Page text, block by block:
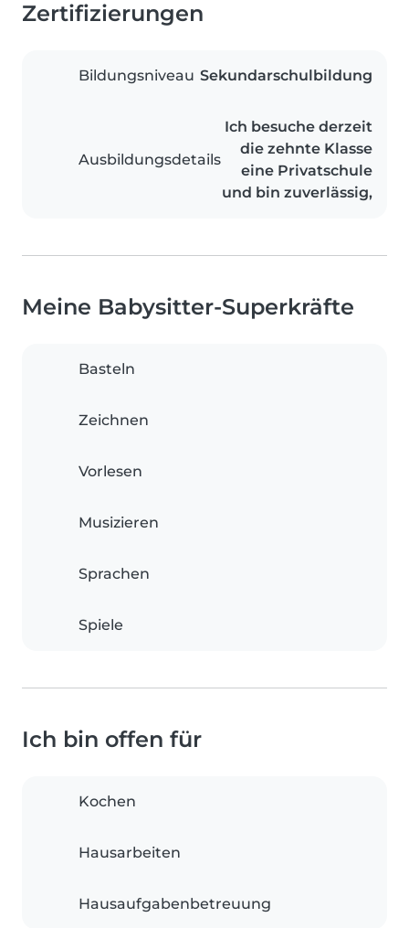
Zertifizierungen
Bildungsniveau Sekundarschulbildung
Ausbildungsdetails
Ich besuche derzeit
die zehnte Klasse
eine Privatschule
und bin zuverlässig,
Meine Babysitter-Superkräfte
Basteln
Zeichnen
Vorlesen
Musizieren
Sprachen
Spiele
Ich bin offen für
Kochen
Hausarbeiten
Hausaufgabenbetreuung